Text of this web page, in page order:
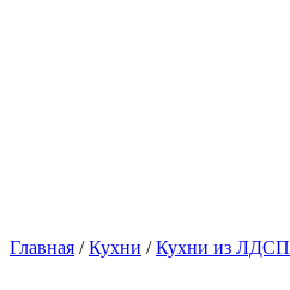
Главная /Кухни /Кухни из ЛДСП